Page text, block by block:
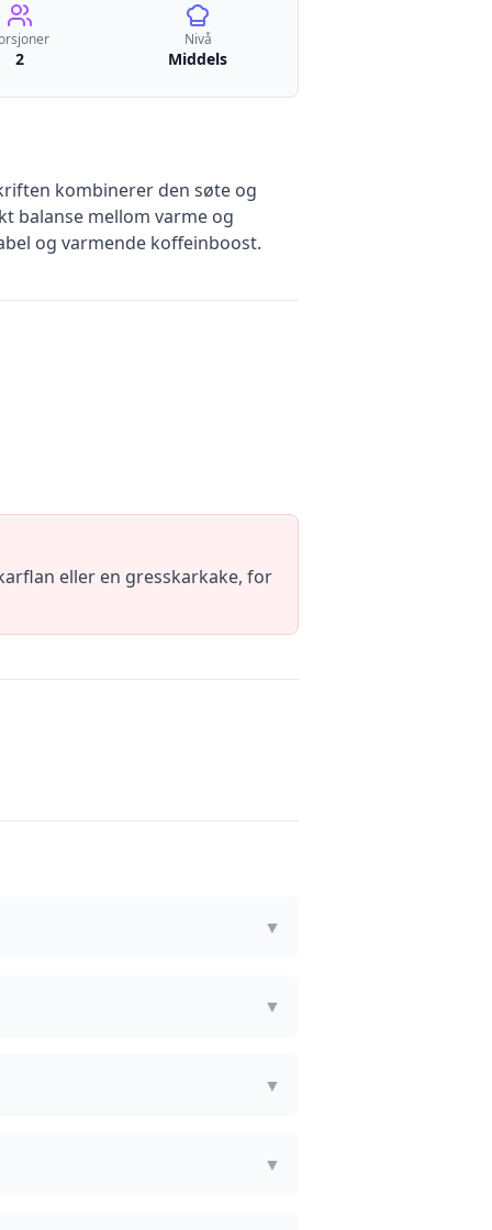
2
Nivå
Middels
kombinerer den søte og
balanse mellom varme og
og varmende koffeinboost.
eller en gresskarkake, for
▼
▼
▼
▼